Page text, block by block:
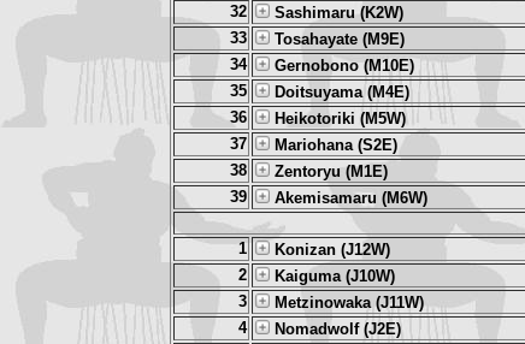
32
Sashimaru (K2W)
33
Tosahayate (M9E)
34
Gernobono (M10E)
35
Doitsuyama (M4E)
36
Heikotoriki (M5W)
37
Mariohana (S2E)
38
Zentoryu (M1E)
39
Akemisamaru (M6W)
1
Konizan (J12W)
2
Kaiguma (J10W)
3
Metzinowaka (J11W)
4
Nomadwolf (J2E)